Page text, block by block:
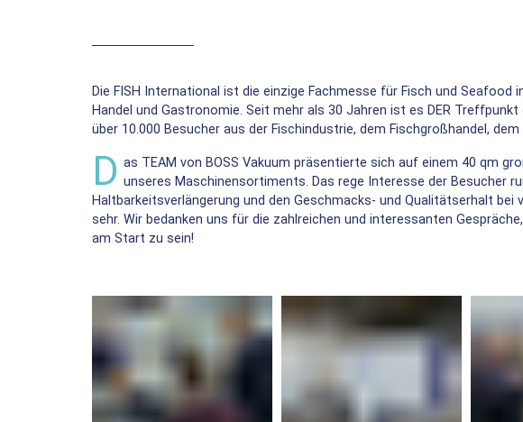
Die FISH International ist die einzige Fachmesse für Fisch und
Handel und Gastronomie. Seit mehr als 30 Jahren ist es DER
über 10.000 Besucher aus der Fischindustrie, dem Fischgroßhandel,
D as TEAM von BOSS Vakuum präsentierte sich auf einem 40 qm
unseres Maschinensortiments. Das rege Interesse der Besucher
Haltbarkeitsverlängerung und den Geschmacks- und Qualitätserhalt
sehr. Wir bedanken uns für die zahlreichen und interessanten
am Start zu sein!